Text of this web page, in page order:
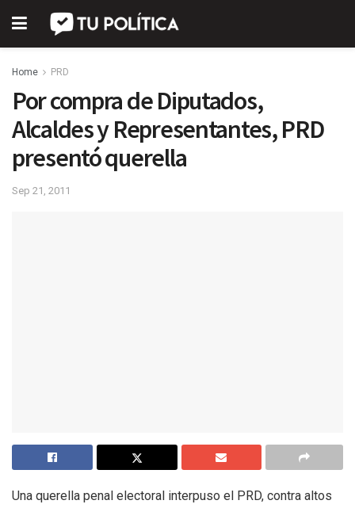
Home PRD
Por compra de Diputados,
Alcaldes y Representantes, PRD
presentó querella
Sep 21, 2011
Una querella penal electoral interpuso el PRD, contra altos